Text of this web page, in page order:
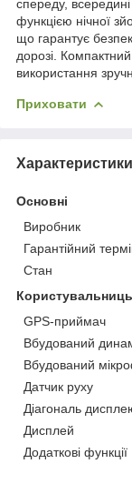
спереду,
функцією нічної
що гарантує
дорозі.
використання
Приховати
Характеристики
Основні
Виробник
Гарантійний
Стан
GPS-приймач
Вбудований
Вбудований
Датчик руху
Діагональ
Дисплей
Додаткові функції